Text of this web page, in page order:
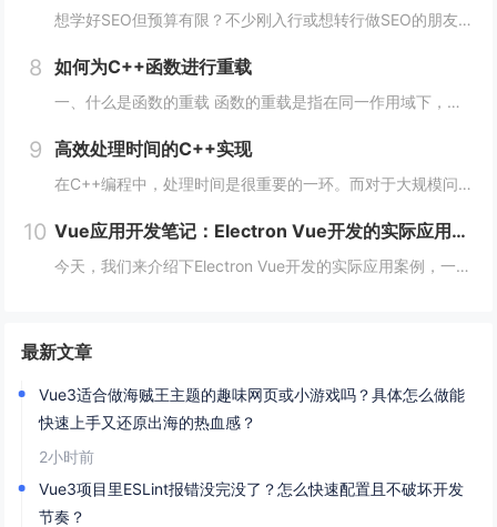
想学好SEO但预算有限？不少刚入行或想转行做SEO的朋友，都在找免费又靠谱的学习渠道，毕竟SEO知识更新快，花钱买课怕踩坑，不如先从免费资源入手，把基础打牢、摸清行业逻辑再进阶，今天就拆透几个「免费学SEO不踩雷」的平台，不管你是纯新手、有...
8 如何为C++函数进行重载
一、什么是函数的重载 函数的重载是指在同一作用域下，可以定义多个同名函数，但是这些同名函数的参数列表必须不同。参数的不同可以是数量上的不同、类型上的不同、顺序上的不同等，只要这些函数的参数列表不完全一致即可。 二、如何实现函数的重载 1...
9 高效处理时间的C++实现
在C++编程中，处理时间是很重要的一环。而对于大规模问题，如数据处理、机器学习、计算机视觉等领域，时间的效率更是至关重要。本文将从多个方面阐述如何在C++编程中高效处理时间。 一、使用STL算法 STL（标准模板库）是C++的一个重要部分...
10 Vue应用开发笔记：Electron Vue开发的实际应用案例
今天，我们来介绍下Electron Vue开发的实际应用案例，一起往下学习吧！开头：Electron Vue开发的实际应用案例随着移动互联网的不断普及，桌面应用程序的需求也越来越多。而Electron Vue作为一种基于JavaScript...
最新文章
Vue3适合做海贼王主题的趣味网页或小游戏吗？具体怎么做能
快速上手又还原出海的热血感？
2小时前
Vue3项目里ESLint报错没完没了？怎么快速配置且不破坏开发
节奏？